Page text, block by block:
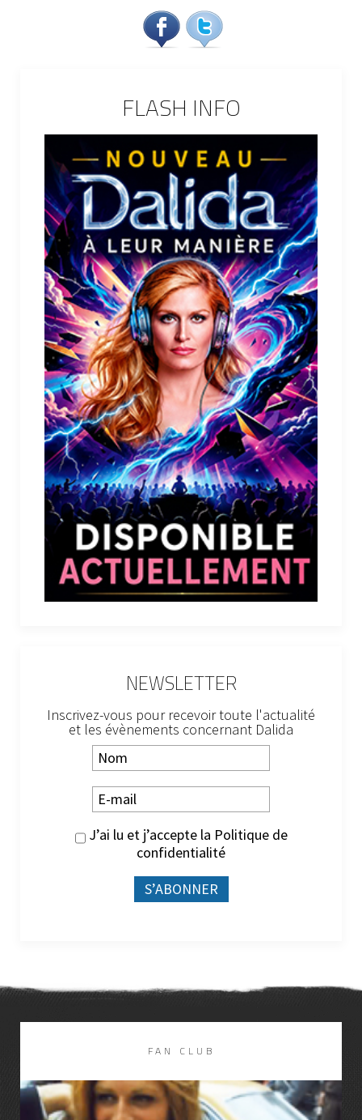
FLASH INFO
NEWSLETTER
Inscrivez-vous pour recevoir toute l'actualité
et les évènements concernant Dalida
J’ai lu et j’accepte la Politique de
confidentialité
FAN CLUB